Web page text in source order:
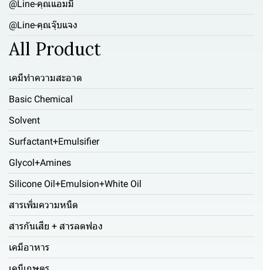
@Line-คุณแอมมี่
@Line-คุณจุ๊บแจง
All Product
เคมีทำความสะอาด
Basic Chemical
Solvent
Surfactant+Emulsifier
Glycol+Amines
Silicone Oil+Emulsion+White Oil
สารเพิ่มความหนืด
สารกันเสีย + สารลดฟอง
เคมีอาหาร